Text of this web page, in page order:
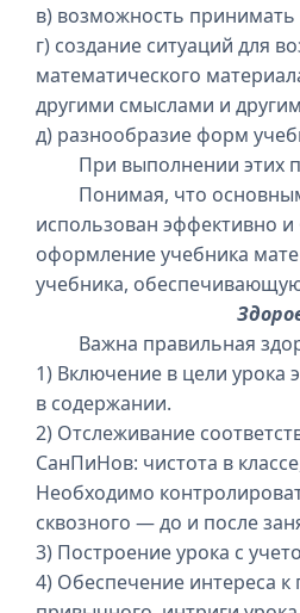
в) возможность
г) создание ситуаций для
математического
другими смыслами и
д) разнообразие форм
При выполнении этих
Понимая, что основным
использован эффективно
оформление учебника
учебника,
Важна правильная
1) Включение в цели урока
в содержании.
2) Отслеживание
СанПиНов: чистота в
Необходимо
сквозного — до и после
3) Построение урока с
4) Обеспечение интереса к